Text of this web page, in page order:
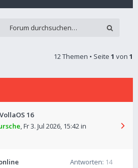
12 Themen • Seite 1 von 1
16
,Fr 3. Jul 2026, 15:42in
Antworten: 14